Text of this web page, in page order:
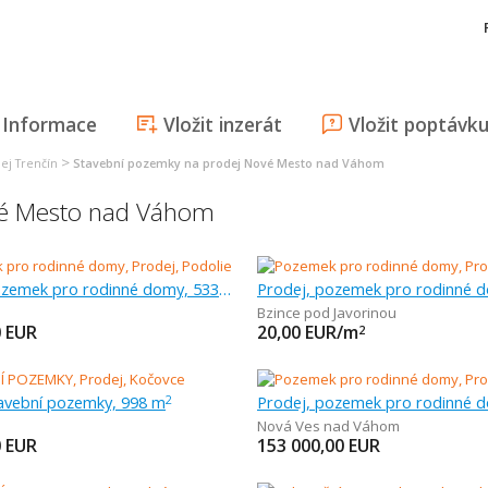
Informace Vložit inzerát Vložit poptávku
Trenčín > Stavební pozemky na prodej Nové Mesto nad Váhom
Mesto nad Váhom
Prodej, pozemek pro rodinné domy, 533 m
EUR
Bzince pod Javorinou
20,00 EUR/m2
pozemky, 998 m2
EUR
Nová Ves nad Váhom
153 000,00 EUR